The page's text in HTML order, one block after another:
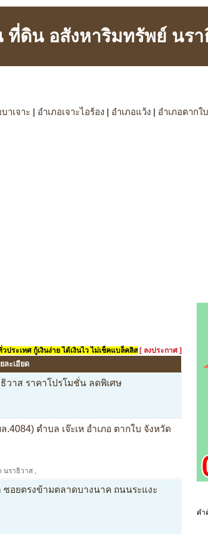
ที่ดิน อสังหาริมทรัพย์ นรา
าเจาะ | อำเภอเจาะไอร้อง | อำเภอแว้ง | อำเภอตากใบ
ระเทศ กู้เงินง่าย ได้เงินไว ไม่เช็คแบล็คลิส [ ลงประกาศ ]
ละเอียด
าส ราคาโปรโมชั่น ลดพิเศษ
ตำบล เจ๊ะเห อำเภอ ตากใบ จังหวัด
นราธิวาส ,
อยตรงข้ามตลาดบางนาค ถนนระแงะ
คำ